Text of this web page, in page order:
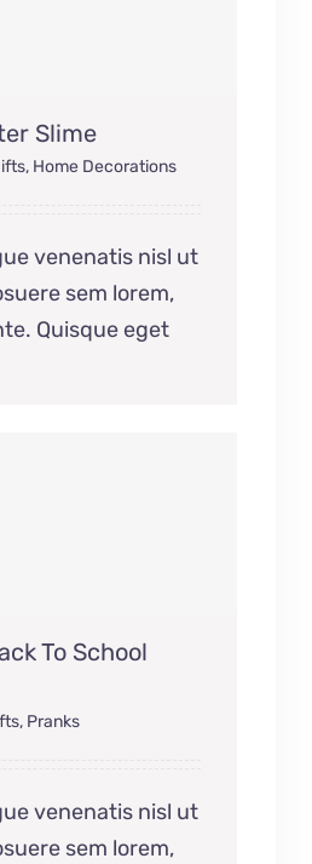
Slime
, Home Decorations
venenatis nisl ut
sem lorem,
Quisque eget
To School
, Pranks
venenatis nisl ut
sem lorem,